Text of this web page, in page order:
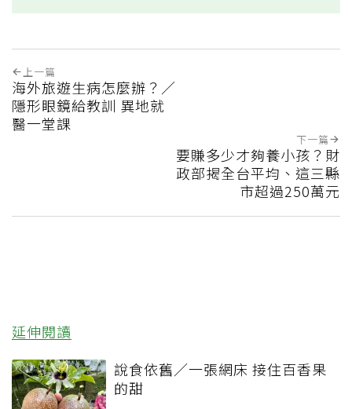
上一篇
海外旅遊生病怎麼辦？／
隱形眼鏡給教訓 異地就
醫一堂課
下一篇
要賺多少才夠養小孩？財
政部揭全台平均、這三縣
市超過250萬元
延伸閱讀
說食依舊／一張網床 接住百香果
的甜